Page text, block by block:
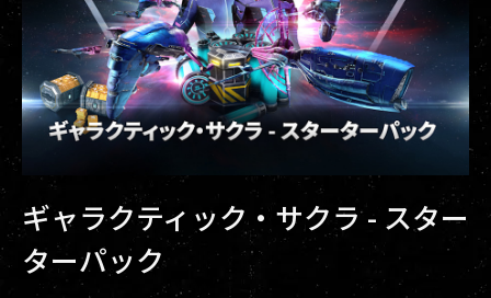
ギャラクティック・サクラ - スター
ターパック